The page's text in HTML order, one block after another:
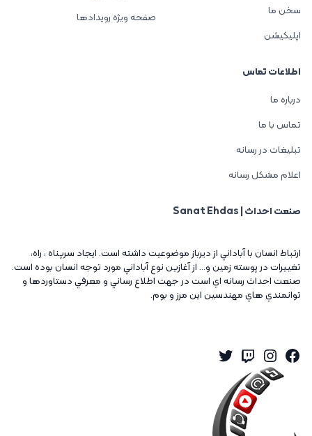
سخن ما
اپلیکیشن
صفحه ویژه رویدادها
اطلاعات تماس
درباره ما
تماس با ما
تبلیغات در رسانه
اعلام مشکل رسانه
صنعت احداث | Sanat Ehdas
ارتباط انسان با آباداني از ديرباز موضوعيت داشته است. ايجاد سرپناه ، راه،
تغييرات در پوسته زمين و... از آغازين نوع آباداني مورد توجه انسان بوده است.
صنعت احداث رسانه اي است در جهت اطلاع رساني و معرفي دستاوردها و
توانمندي هاي مهندسين اين مرز و بوم.
Facebook
Instagram
Twitch
Twitter